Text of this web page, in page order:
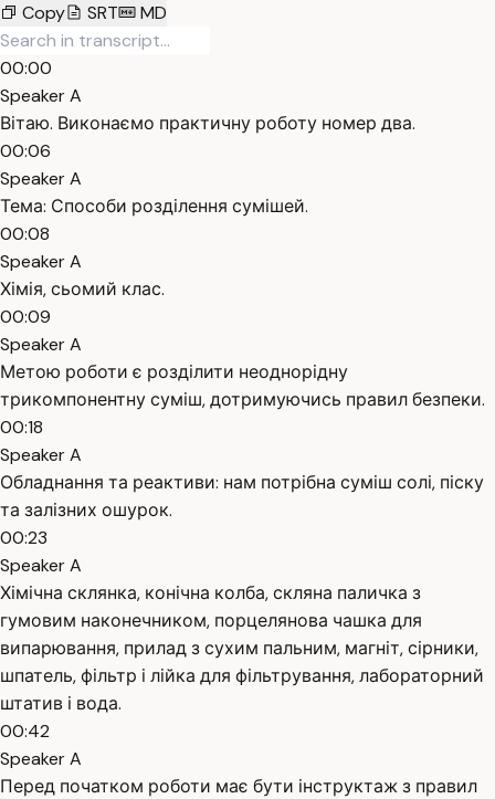
Copy
SRT MD
00:00
Speaker A
Вітаю. Виконаємо практичну роботу номер два.
00:06
Speaker A
Тема: Способи розділення сумішей.
00:08
Speaker A
Хімія, сьомий клас.
00:09
Speaker A
Метою роботи є розділити неоднорідну
трикомпонентну суміш, дотримуючись правил безпеки.
00:18
Speaker A
Обладнання та реактиви: нам потрібна суміш солі, піску
та залізних ошурок.
00:23
Speaker A
Хімічна склянка, конічна колба, скляна паличка з
гумовим наконечником, порцелянова чашка для
випарювання, прилад з сухим пальним, магніт, сірники,
шпатель, фільтр і лійка для фільтрування, лабораторний
штатив і вода.
00:42
Speaker A
Перед початком роботи має бути інструктаж з правил